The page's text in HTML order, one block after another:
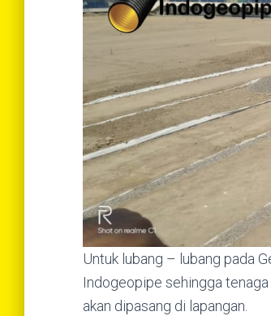
Untuk lubang – lubang pada
Indogeopipe sehingga
akan dipasang di lapangan.